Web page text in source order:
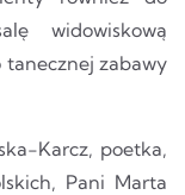
widowiskową
tanecznej zabawy
Karcz, poetka,
Pani Marta